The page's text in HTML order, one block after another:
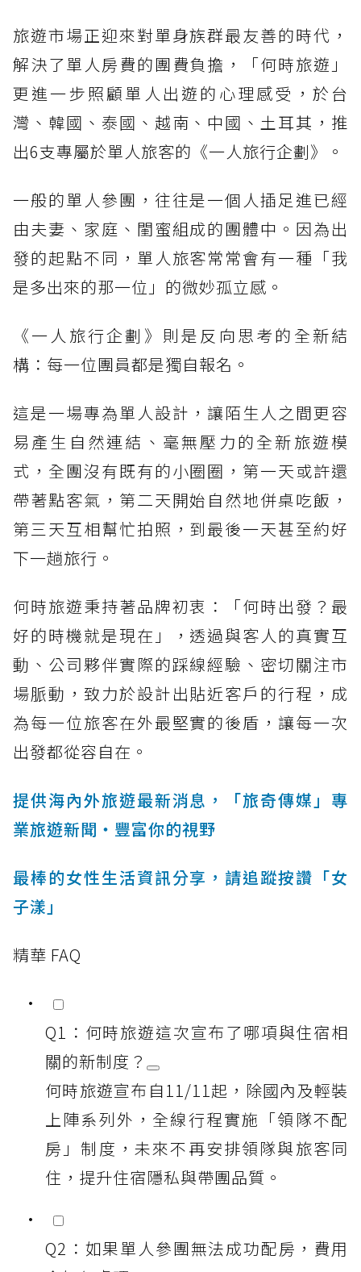
旅遊市場正迎來對單身族群最友善的時代，
解決了單人房費的團費負擔，「何時旅遊」
更進一步照顧單人出遊的心理感受，於台
灣、韓國、泰國、越南、中國、土耳其，推
出6支專屬於單人旅客的《一人旅行企劃》。
一般的單人參團，往往是一個人插足進已經
由夫妻、家庭、閨蜜組成的團體中。因為出
發的起點不同，單人旅客常常會有一種「我
是多出來的那一位」的微妙孤立感。
《一人旅行企劃》則是反向思考的全新結
構：每一位團員都是獨自報名。
這是一場專為單人設計，讓陌生人之間更容
易產生自然連結、毫無壓力的全新旅遊模
式，全團沒有既有的小圈圈，第一天或許還
帶著點客氣，第二天開始自然地併桌吃飯，
第三天互相幫忙拍照，到最後一天甚至約好
下一趟旅行。
何時旅遊秉持著品牌初衷：「何時出發？最
好的時機就是現在」，透過與客人的真實互
動、公司夥伴實際的踩線經驗、密切關注市
場脈動，致力於設計出貼近客戶的行程，成
為每一位旅客在外最堅實的後盾，讓每一次
出發都從容自在。
提供海內外旅遊最新消息，「旅奇傳媒」專
業旅遊新聞‧豐富你的視野
最棒的女性生活資訊分享，請追蹤按讚「女
子漾」
精華 FAQ
Q1：何時旅遊這次宣布了哪項與住宿相
關的新制度？
何時旅遊宣布自11/11起，除國內及輕裝
上陣系列外，全線行程實施「領隊不配
房」制度，未來不再安排領隊與旅客同
住，提升住宿隱私與帶團品質。
Q2：如果單人參團無法成功配房，費用